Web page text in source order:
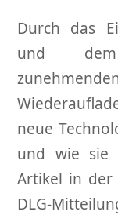
Durch das
und
neue
und wie sie
Artikel in der
DLG-